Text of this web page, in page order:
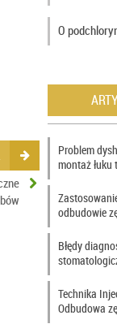
O
Problem
montaż
odbudowie
Błędy
Technika
Odbudowa